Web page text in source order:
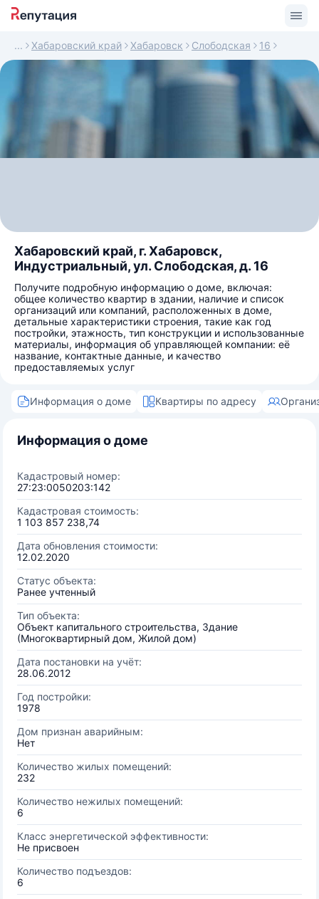
Хабаровский край Хабаровск Слободская 16
Хабаровский край, г. Хабаровск,
Индустриальный, ул. Слободская, д. 16
Получите подробную информацию о доме, включая:
общее количество квартир в здании, наличие и список
организаций или компаний, расположенных в доме,
детальные характеристики строения, такие как год
постройки, этажность, тип конструкции и использованные
материалы, информация об управляющей компании: её
название, контактные данные, и качество
предоставляемых услуг
Информация о доме Квартиры по адресу
Информация о доме
Кадастровый номер:
27:23:0050203:142
Кадастровая стоимость:
1 103 857 238,74
Дата обновления стоимости:
12.02.2020
Статус объекта:
Ранее учтенный
Тип объекта:
Объект капитального строительства, Здание
(Многоквартирный дом, Жилой дом)
Дата постановки на учёт:
28.06.2012
Год постройки:
1978
Дом признан аварийным:
Нет
Количество жилых помещений:
232
Количество нежилых помещений:
6
Класс энергетической эффективности:
Не присвоен
Количество подъездов:
6